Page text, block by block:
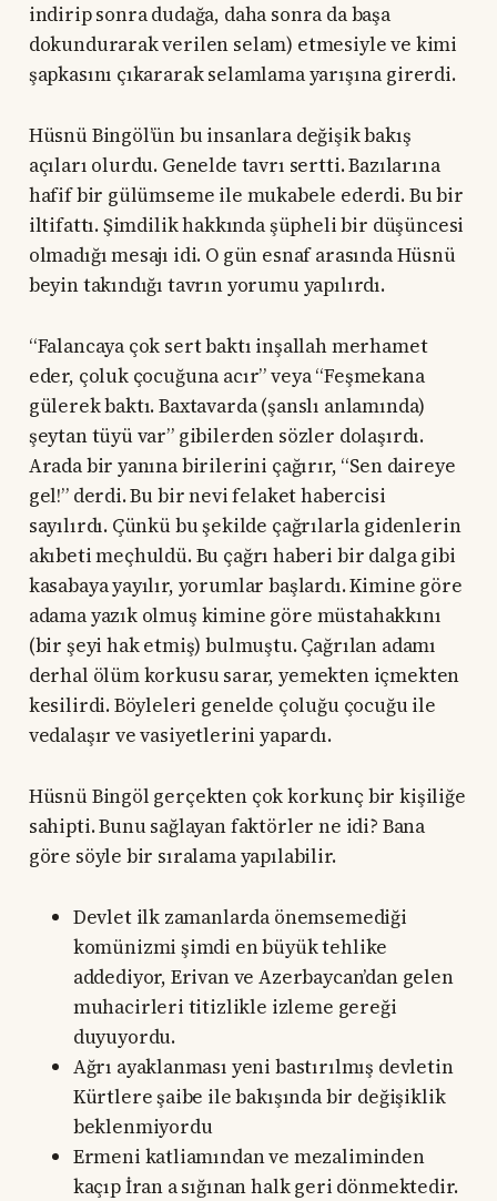
indirip sonra dudağa, daha sonra da başa
dokundurarak verilen selam) etmesiyle ve kimi
şapkasını çıkararak selamlama yarışına girerdi.
Hüsnü Bingöl’ün bu insanlara değişik bakış
açıları olurdu. Genelde tavrı sertti. Bazılarına
hafif bir gülümseme ile mukabele ederdi. Bu bir
iltifattı. Şimdilik hakkında şüpheli bir düşüncesi
olmadığı mesajı idi. O gün esnaf arasında Hüsnü
beyin takındığı tavrın yorumu yapılırdı.
“Falancaya çok sert baktı inşallah merhamet
eder, çoluk çocuğuna acır” veya “Feşmekana
gülerek baktı. Baxtavarda (şanslı anlamında)
şeytan tüyü var” gibilerden sözler dolaşırdı.
Arada bir yanına birilerini çağırır, “Sen daireye
gel!” derdi. Bu bir nevi felaket habercisi
sayılırdı. Çünkü bu şekilde çağrılarla gidenlerin
akıbeti meçhuldü. Bu çağrı haberi bir dalga gibi
kasabaya yayılır, yorumlar başlardı. Kimine göre
adama yazık olmuş kimine göre müstahakkını
(bir şeyi hak etmiş) bulmuştu. Çağrılan adamı
derhal ölüm korkusu sarar, yemekten içmekten
kesilirdi. Böyleleri genelde çoluğu çocuğu ile
vedalaşır ve vasiyetlerini yapardı.
Hüsnü Bingöl gerçekten çok korkunç bir kişiliğe
sahipti. Bunu sağlayan faktörler ne idi? Bana
göre söyle bir sıralama yapılabilir.
Devlet ilk zamanlarda önemsemediği
komünizmi şimdi en büyük tehlike
addediyor, Erivan ve Azerbaycan’dan gelen
muhacirleri titizlikle izleme gereği
duyuyordu.
Ağrı ayaklanması yeni bastırılmış devletin
Kürtlere şaibe ile bakışında bir değişiklik
beklenmiyordu
Ermeni katliamından ve mezaliminden
kaçıp İran a sığınan halk geri dönmektedir.